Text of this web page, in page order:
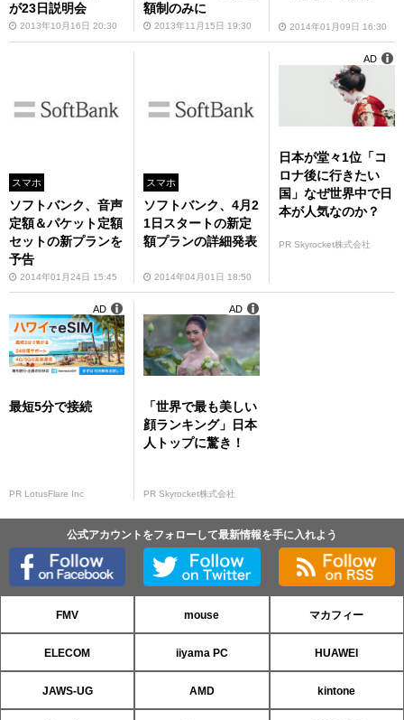
が23日説明会
2013年10月16日 20:30
額制のみに
2013年11月15日 19:30 2014年01月09日 16:30
スマホ
ソフトバンク、音声
定額＆パケット定額
セットの新プランを
予告
2014年01月24日 15:45
スマホ
ソフトバンク、4月2
1日スタートの新定
額プランの詳細発表
2014年04月01日 18:50
日本が堂々1位「コ
ロナ後に行きたい
国」なぜ世界中で日
本が人気なのか？
PR Skyrocket株式会社
AD
最短5分で接続
PR LotusFlare Inc
AD
「世界で最も美しい
顔ランキング」日本
人トップに驚き！
PR Skyrocket株式会社
AD
公式アカウントをフォローして最新情報を手に入れよう
FMV mouse マカフィー
ELECOM iiyama PC HUAWEI
JAWS-UG AMD kintone